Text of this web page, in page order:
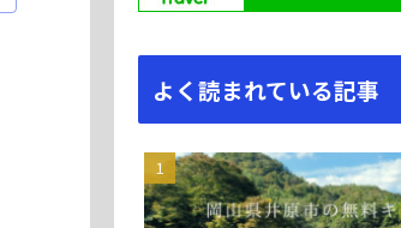
よく読まれている記事